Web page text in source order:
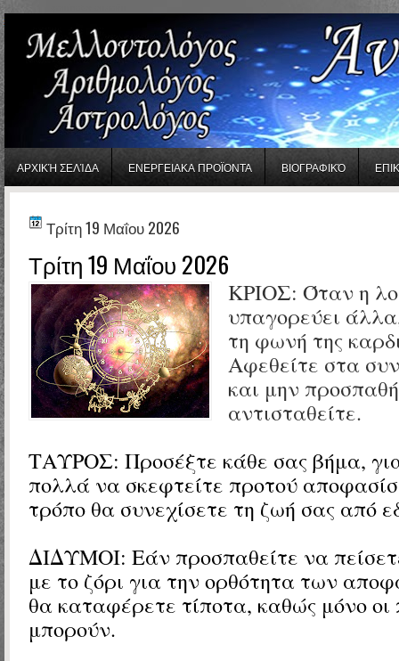
ΑΡΧΙΚΉ ΣΕΛΊΔΑ ΕΝΕΡΓΕΙΑΚΑ ΠΡΟΪΟΝΤΑ ΒΙΟΓΡΑΦΙΚΌ
Τρίτη 19 Μαΐου 2026
Τρίτη 19 Μαΐου 2026
ΚΡΙΟΣ: Όταν η
υπαγορεύει
τη φωνή της
Αφεθείτε στα
και μην
αντισταθείτε.
ΤΑΥΡΟΣ: Προσέξτε κάθε σας βήμα,
πολλά να σκεφτείτε προτού
τρόπο θα συνεχίσετε τη ζωή σας από
ΔΙΔΥΜΟΙ: Εάν προσπαθείτε να
με το ζόρι για την ορθότητα των
θα καταφέρετε τίποτα, καθώς μόνο οι
μπορούν.